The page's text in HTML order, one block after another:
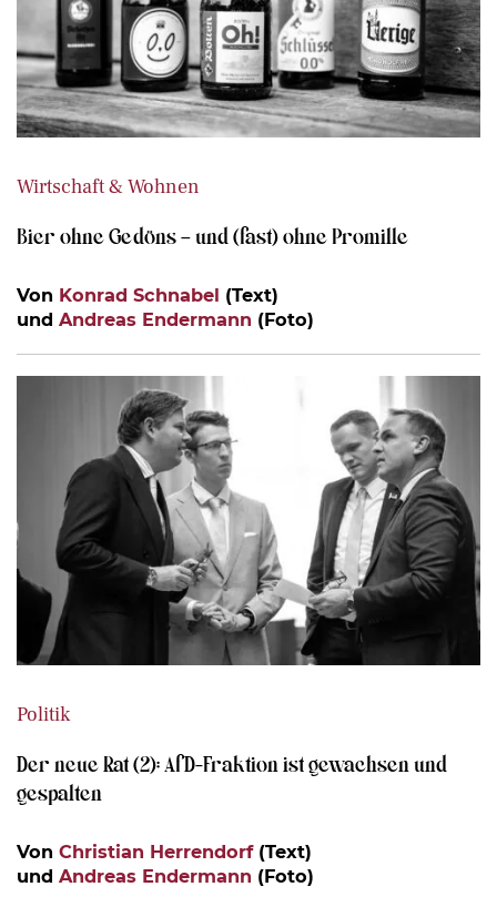
Wirtschaft & Wohnen
Bier ohne Gedöns – und (fast) ohne Promille
Von Konrad Schnabel (Text)
und Andreas Endermann (Foto)
Politik
Der neue Rat (2): AfD-Fraktion ist gewachsen und
gespalten
Von Christian Herrendorf(Text)
und Andreas Endermann (Foto)